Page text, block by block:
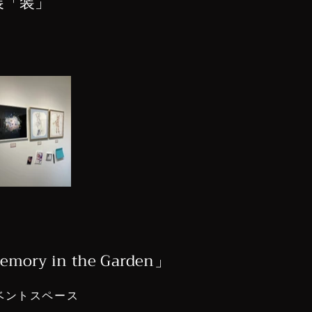
in the Garden」
トスペース